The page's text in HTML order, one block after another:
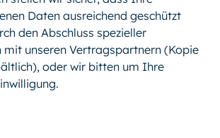
Daten ausreichend geschützt
den Abschluss spezieller
mit unseren Vertragspartnern (Kopie
oder wir bitten um Ihre